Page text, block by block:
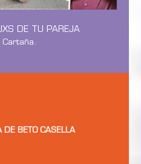
DE TU PAREJA
Cartaña.
DE BETO CASELLA